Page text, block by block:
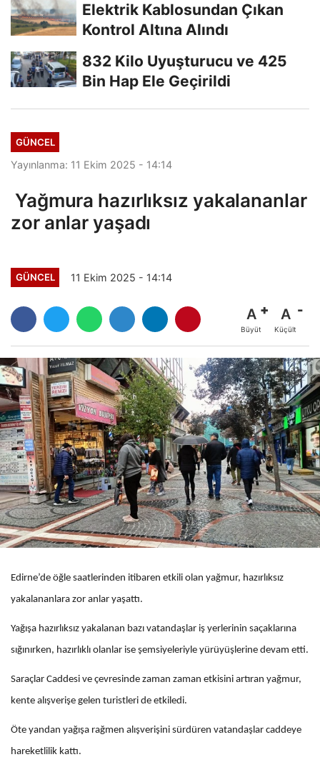
Elektrik Kablosundan Çıkan
Kontrol Altına Alındı
832 Kilo Uyuşturucu ve 425
Bin Hap Ele Geçirildi
GÜNCEL
Yayınlanma: 11 Ekim 2025 - 14:14
Yağmura hazırlıksız yakalananlar
zor anlar yaşadı
GÜNCEL 11 Ekim 2025 - 14:14
A
Büyüt
A
Küçült
Edirne’de öğle saatlerinden itibaren etkili olan yağmur, hazırlıksız
yakalananlara zor anlar yaşattı.
Yağışa hazırlıksız yakalanan bazı vatandaşlar iş yerlerinin saçaklarına
sığınırken, hazırlıklı olanlar ise şemsiyeleriyle yürüyüşlerine devam etti.
Saraçlar Caddesi ve çevresinde zaman zaman etkisini artıran yağmur,
kente alışverişe gelen turistleri de etkiledi.
Öte yandan yağışa rağmen alışverişini sürdüren vatandaşlar caddeye
hareketlilik kattı.